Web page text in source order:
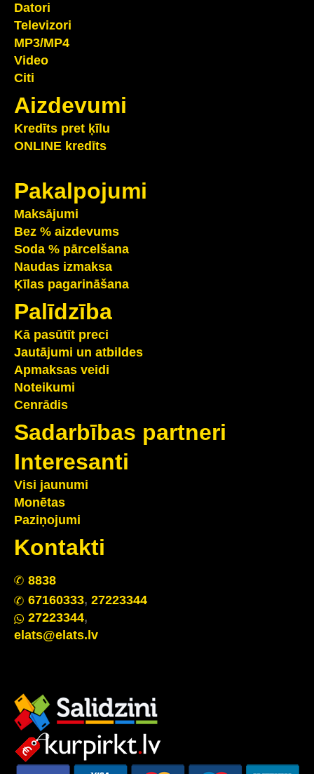
Datori
Televizori
MP3/MP4
Video
Citi
Aizdevumi
Kredīts pret ķīlu
ONLINE kredīts
Pakalpojumi
Maksājumi
Bez % aizdevums
Soda % pārcelšana
Naudas izmaksa
Ķīlas pagarināšana
Palīdzība
Kā pasūtīt preci
Jautājumi un atbildes
Apmaksas veidi
Noteikumi
Cenrādis
Sadarbības partneri
Interesanti
Visi jaunumi
Monētas
Paziņojumi
Kontakti
8838
67160333, 27223344
27223344,
elats@elats.lv